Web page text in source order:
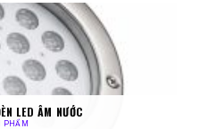
LED ÂM NƯỚC
PHẨM